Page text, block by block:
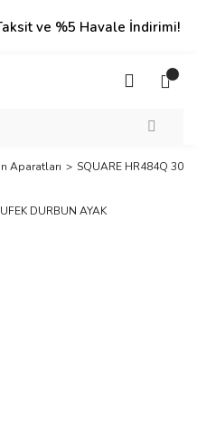
ve %5 Havale İndirimi!
Aparatları SQUARE HR484Q